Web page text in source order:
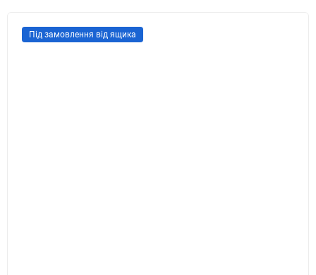
Під замовлення від ящика